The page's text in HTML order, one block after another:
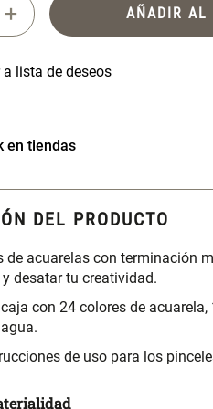
+ AÑADIR AL
en tiendas
DEL PRODUCTO
de acuarelas con terminación
desatar tu creatividad.
con 24 colores de acuarela,
de uso para los